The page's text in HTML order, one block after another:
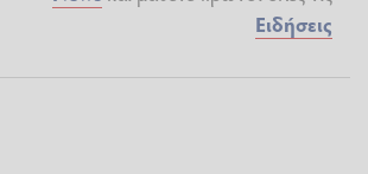
Ειδήσεις